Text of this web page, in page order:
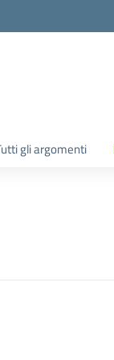
gli argomenti